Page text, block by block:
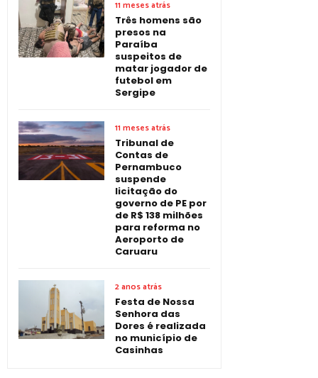
11 meses atrás
Três homens são
presos na
Paraíba
suspeitos de
matar jogador de
futebol em
Sergipe
11 meses atrás
Tribunal de
Contas de
Pernambuco
suspende
licitação do
governo de PE por
de R$ 138 milhões
para reforma no
Aeroporto de
Caruaru
2 anos atrás
Festa de Nossa
Senhora das
Dores é realizada
no município de
Casinhas